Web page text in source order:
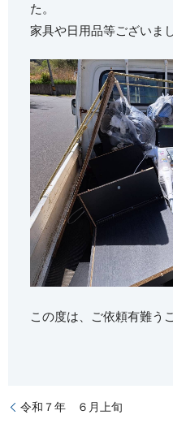
た。
家具や日用品等ございまし
この度は、ご依頼有難う
令和７年 ６月上旬